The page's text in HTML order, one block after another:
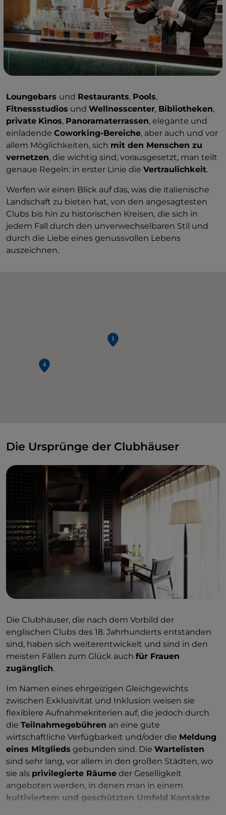
Loungebars und Restaurants, Pools,
Fitnessstudios und Wellnesscenter, Bibliotheken,
private Kinos, Panoramaterrassen, elegante und
einladende Coworking-Bereiche, aber auch und vor
allem Möglichkeiten, sich mit den Menschen zu
vernetzen, die wichtig sind, vorausgesetzt, man teilt
genaue Regeln: in erster Linie die Vertraulichkeit.
Werfen wir einen Blick auf das, was die italienische
Landschaft zu bieten hat, von den angesagtesten
Clubs bis hin zu historischen Kreisen, die sich in
jedem Fall durch den unverwechselbaren Stil und
durch die Liebe eines genussvollen Lebens
auszeichnen.
Die Ursprünge der Clubhäuser
Die Clubhäuser, die nach dem Vorbild der
englischen Clubs des 18. Jahrhunderts entstanden
sind, haben sich weiterentwickelt und sind in den
meisten Fällen zum Glück auch für Frauen
zugänglich.
Im Namen eines ehrgeizigen Gleichgewichts
zwischen Exklusivität und Inklusion weisen sie
flexiblere Aufnahmekriterien auf, die jedoch durch
die Teilnahmegebühren an eine gute
wirtschaftliche Verfügbarkeit und/oder die Meldung
eines Mitglieds gebunden sind. Die Wartelisten
sind sehr lang, vor allem in den großen Städten, wo
sie als privilegierte Räume der Geselligkeit
angeboten werden, in denen man in einem
kultiviertem und geschützten Umfeld Kontakte